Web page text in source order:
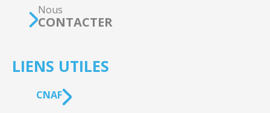
Nous
CONTACTER
LIENS UTILES
CNAF